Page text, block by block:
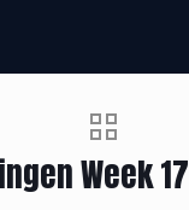
Week 17